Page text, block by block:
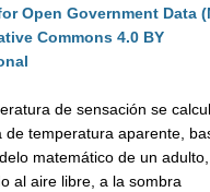
Open Government Data
Commons 4.0 BY
de sensación se
de temperatura aparente,
matemático de un adulto,
al aire libre, a la sombra